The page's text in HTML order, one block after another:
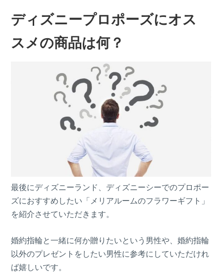
ディズニープロポーズにオス
スメの商品は何？
最後にディズニーランド、ディズニーシーでのプロポー
ズにおすすめしたい「メリアルームのフラワーギフト」
を紹介させていただきます。
婚約指輪と一緒に何か贈りたいという男性や、婚約指輪
以外のプレゼントをしたい男性に参考にしていただけれ
ば嬉しいです。